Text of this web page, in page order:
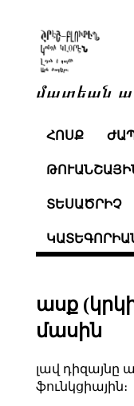
մատեան
ՀՈՍՔ
ՏԵՍԱԾՐԻՉ
ասք
մասին
լավ դիզայնը
ֆունկցիային։